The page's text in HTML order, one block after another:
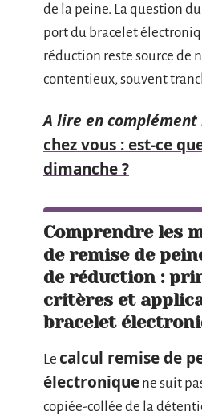
de la peine. La question
port du bracelet
réduction reste source de
contentieux, souvent
A lire en complément
chez vous : est-ce
dimanche ?
Comprendre les
de remise de
de réduction :
critères et
bracelet
Le calcul remise de
électronique ne suit
copiée-collée de la